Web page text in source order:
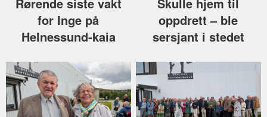
for Inge på
Helnessund-kaia
oppdrett –⁠ ble
sersjant i stedet